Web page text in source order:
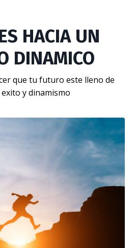
HACIA UN
DINAMICO
que tu futuro este lleno de
y dinamismo